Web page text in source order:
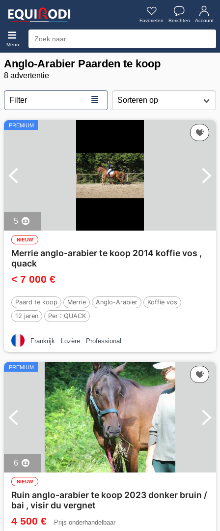
Favorieten Berichten Account
Menu
Anglo-Arabier Paarden te koop
8 advertentie
Filter ≣
PREMIUM
5
NIEUW
Merrie anglo-arabier te koop 2014 koffie vos ,
quack
< 7 000 €
Paard te koop Merrie Anglo-Arabier
Koffie vos
12 jaren
Per : QUACK
Frankrijk Lozère Professional
PREMIUM
6
NIEUW
Ruin anglo-arabier te koop 2023 donker bruin /
bai , visir du vergnet
4 500 € Prijs onderhandelbaar